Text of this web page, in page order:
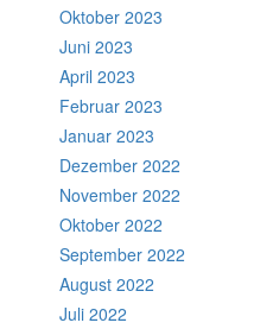
Oktober 2023
Juni 2023
April 2023
Februar 2023
Januar 2023
Dezember 2022
November 2022
Oktober 2022
September 2022
August 2022
Juli 2022